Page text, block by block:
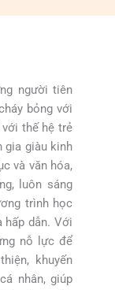
người tiên
bỏng với
thế hệ trẻ
gia giàu kinh
và văn hóa,
luôn sáng
trình học
hấp dẫn. Với
nỗ lực để
khuyến
nhân, giúp